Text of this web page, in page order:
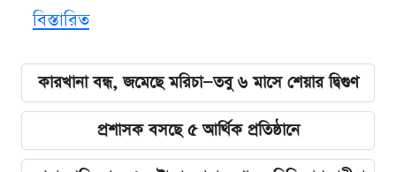
বিস্তারিত
কারখানা বন্ধ, জমেছে মরিচা—তবু ৬ মাসে শেয়ার দ্বিগুণ
প্রশাসক বসছে ৫ আর্থিক প্রতিষ্ঠানে